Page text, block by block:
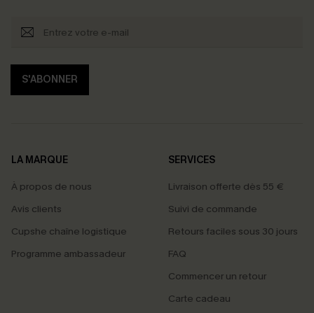
S'ABONNER
LA MARQUE
À propos de nous
Avis clients
Cupshe chaîne logistique
Programme ambassadeur
SERVICES
Livraison offerte dès 55 €
Suivi de commande
Retours faciles sous 30 jours
FAQ
Commencer un retour
Carte cadeau